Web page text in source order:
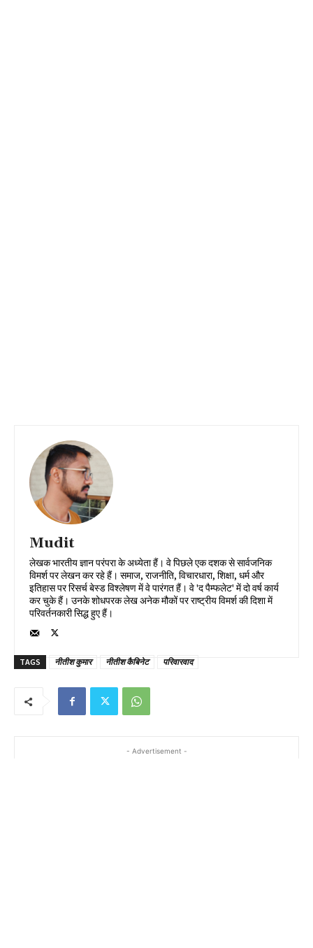
Mudit
लेखक भारतीय ज्ञान परंपरा के अध्येता हैं। वे पिछले एक दशक से सार्वजनिक
विमर्श पर लेखन कर रहे हैं। समाज, राजनीति, विचारधारा, शिक्षा, धर्म और
इतिहास पर रिसर्च बेस्ड विश्लेषण में वे पारंगत हैं। वे 'द पैम्फलेट' में दो वर्ष कार्य
कर चुके हैं। उनके शोधपरक लेख अनेक मौकों पर राष्ट्रीय विमर्श की दिशा में
परिवर्तनकारी सिद्ध हुए हैं।
TAGS नीतीश कुमार नीतीश कैबिनेट परिवारवाद
- Advertisement -